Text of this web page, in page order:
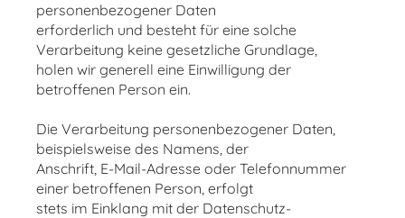
personenbezogener Daten
erforderlich und besteht für eine solche
Verarbeitung keine gesetzliche Grundlage,
holen wir generell eine Einwilligung der
betroffenen Person ein.
Die Verarbeitung personenbezogener Daten,
beispielsweise des Namens, der
Anschrift, E-Mail-Adresse oder Telefonnummer
einer betroffenen Person, erfolgt
stets im Einklang mit der Datenschutz-